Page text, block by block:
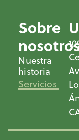
Sobre
Nuestra
historia
Servicios